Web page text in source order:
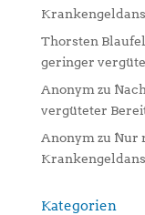
Thorsten
geringer
Anonymzu
vergüteter
Anonymzu Nur
Kategorien